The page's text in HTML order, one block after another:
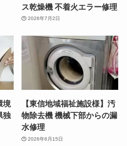
ス乾燥機 不着火エラー修理
2026年7月2日
境
独
【東信地域福祉施設様】汚
物除去機 機械下部からの漏
水修理
2026年6月15日